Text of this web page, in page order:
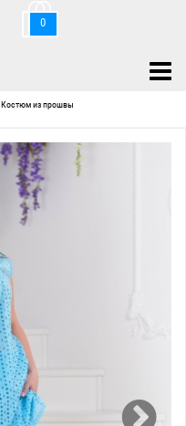
0
Костюм из прошвы